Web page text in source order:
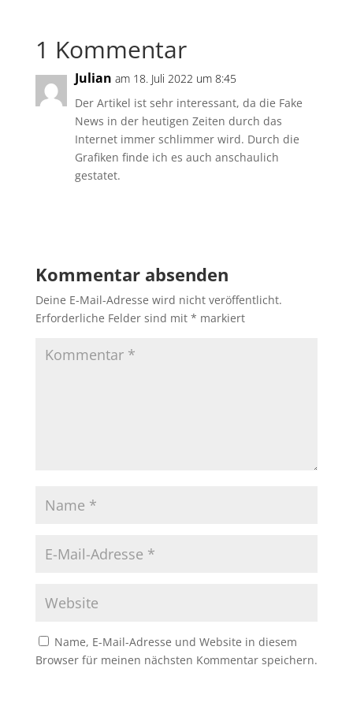
1 Kommentar
Julian am 18. Juli 2022 um 8:45
Der Artikel ist sehr interessant, da die Fake
News in der heutigen Zeiten durch das
Internet immer schlimmer wird. Durch die
Grafiken finde ich es auch anschaulich
gestatet.
Kommentar absenden
Deine E-Mail-Adresse wird nicht veröffentlicht.
Erforderliche Felder sind mit * markiert
Name, E-Mail-Adresse und Website in diesem
Browser für meinen nächsten Kommentar speichern.